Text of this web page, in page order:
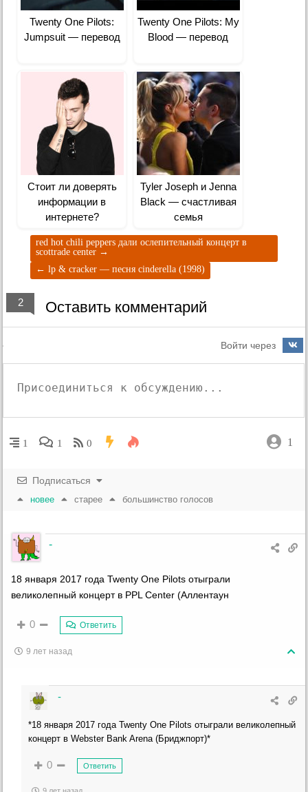
Twenty One Pilots:
Jumpsuit — перевод
Twenty One Pilots: My
Blood — перевод
Стоит ли доверять
информации в
интернете?
Tyler Joseph и Jenna
Black — счастливая
семья
red hot chili peppers дали ослепительный концерт в
scottrade center →
← lp & cracker — песня cinderella (1998)
2 Оставить комментарий
Войти через
1 1 0 1
Подписаться
новее старее большинство голосов
-
18 января 2017 года Twenty One Pilots отыграли
великолепный концерт в PPL Center (Аллентаун
0 Ответить
9 лет назад
-
*18 января 2017 года Twenty One Pilots отыграли великолепный
концерт в Webster Bank Arena (Бриджпорт)*
0 Ответить